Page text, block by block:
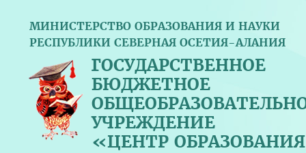
МИНИСТЕРСТВО ОБРАЗОВАНИЯ И НАУКИ
РЕСПУБЛИКИ СЕВЕРНАЯ ОСЕТИЯ-АЛАНИЯ
ГОСУДАРСТВЕННОЕ
БЮДЖЕТНОЕ
УЧРЕЖДЕНИЕ
«ЦЕНТР